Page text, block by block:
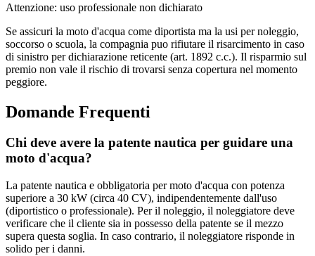
Attenzione: uso professionale non dichiarato
Se assicuri la moto d'acqua come diportista ma la usi per noleggio,
soccorso o scuola, la compagnia puo rifiutare il risarcimento in caso
di sinistro per dichiarazione reticente (art. 1892 c.c.). Il risparmio sul
premio non vale il rischio di trovarsi senza copertura nel momento
peggiore.
Domande Frequenti
Chi deve avere la patente nautica per guidare una
moto d'acqua?
La patente nautica e obbligatoria per moto d'acqua con potenza
superiore a 30 kW (circa 40 CV), indipendentemente dall'uso
(diportistico o professionale). Per il noleggio, il noleggiatore deve
verificare che il cliente sia in possesso della patente se il mezzo
supera questa soglia. In caso contrario, il noleggiatore risponde in
solido per i danni.